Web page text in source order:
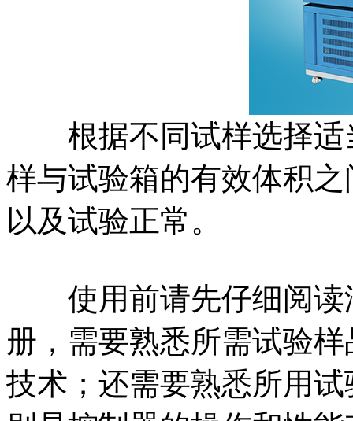
根据不同试样选择适
样与试验箱的有效体积
以及试验正常。
使用前请先仔细阅读
册，需要熟悉所需试验
技术；还需要熟悉所用